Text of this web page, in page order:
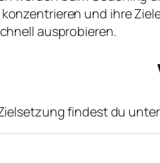
und ihre
ausprobieren.
findest du